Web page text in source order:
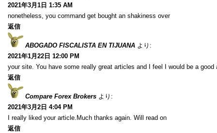
2021年3月1日 1:35 AM
nonetheless, you command get bought an shakiness over
返信
ABOGADO FISCALISTA EN TIJUANA より:
2021年1月22日 12:00 PM
your site. You have some really great articles and I feel I would be a good
返信
Compare Forex Brokers より:
2021年3月2日 4:04 PM
I really liked your article.Much thanks again. Will read on
返信